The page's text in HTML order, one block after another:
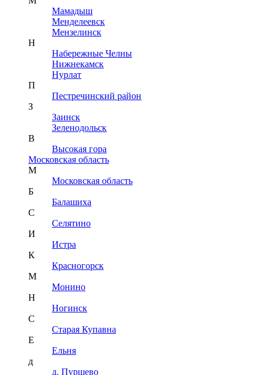
Мамадыш
Менделеевск
Мензелинск
Н
Набережные Челны
Нижнекамск
Нурлат
П
Пестречинский район
З
Заинск
Зеленодольск
В
Высокая гора
Московская область
М
Московская область
Б
Балашиха
С
Селятино
И
Истра
К
Красногорск
М
Монино
Н
Ногинск
С
Старая Купавна
Е
Ельня
д
д. Пуршево